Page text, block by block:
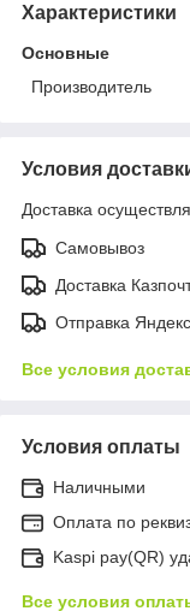
Характеристики
Основные
Производитель
Условия
Доставка
Самовывоз
Доставка
Отправка
Все условия
Условия оплаты
Наличными
Оплата по
Kaspi pay(QR)
Все условия